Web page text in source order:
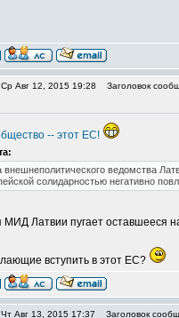
Авг 12, 2015 19:28 Заголовок
-- этот ЕС!
внешнеполитического ведомства
солидарностью негативно
МИД Латвии пугает оставшееся
вступить в этот ЕС?
Авг 13, 2015 17:37 Заголовок